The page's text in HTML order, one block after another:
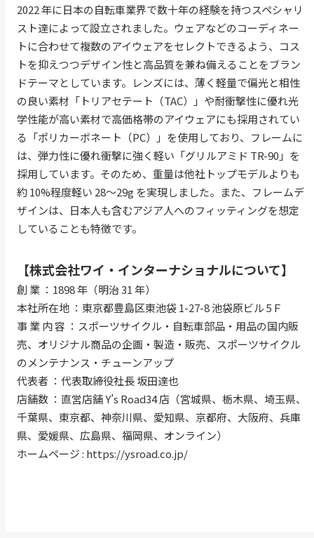
2022 年に日本の自転車業界で数十年の経験を持つスペシャリ
スト達によって設立されました。ウェアなどのコーディネー
トに合わせて複数のアイウェアをセレクトできるよう、コス
トを抑えつつデザイン性と高品質を兼ね備えることをブラン
ドテーマとしています。レンズには、薄く軽量で偏光と相性
の良い素材「トリアセテート（TAC）」や耐衝撃性に優れ光
学性能が高い素材で高価格帯のアイウェアにも採用されてい
る「ポリカーボネート（PC）」を使用しており、フレームに
は、弾力性に優れ衝撃に強く軽い「グリルアミド TR-90」を
採用しています。そのため、重量は他社トップモデルよりも
約 10%程度軽い 28～29g を実現しました。また、フレームデ
ザインは、日本人も含むアジア人へのフィッティングを想定
していることも特徴です。
【株式会社ワイ・インターナショナルについて】
創 業 ：1898 年（明治 31 年）
本社所在地 ：東京都豊島区東池袋 1-27-8 池袋原ビル 5Ｆ
事 業 内 容 ：スポーツサイクル・自転車部品・用品の国内販
売、オリジナル商品の企画・製造・販売、スポーツサイクル
のメンテナンス・チューンアップ
代表者 ：代表取締役社長 坂田達也
店舗数 ：直営店舗 Y’s Road34 店（宮城県、栃木県、埼玉県、
千葉県、東京都、神奈川県、愛知県、京都府、大阪府、兵庫
県、愛媛県、広島県、福岡県、オンライン）
ホームページ : https://ysroad.co.jp/